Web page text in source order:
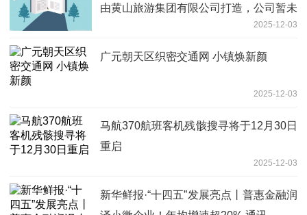
由黄山旅游集团有限公司打造，公司暂未
2025-12-03
广元朝天区织密交通网 小镇焕新颜
2025-12-03
马航370航班客机残骸搜寻将于12月30日
重启
2025-12-03
新华鲜报·“十四五”发展亮点丨普惠金融润